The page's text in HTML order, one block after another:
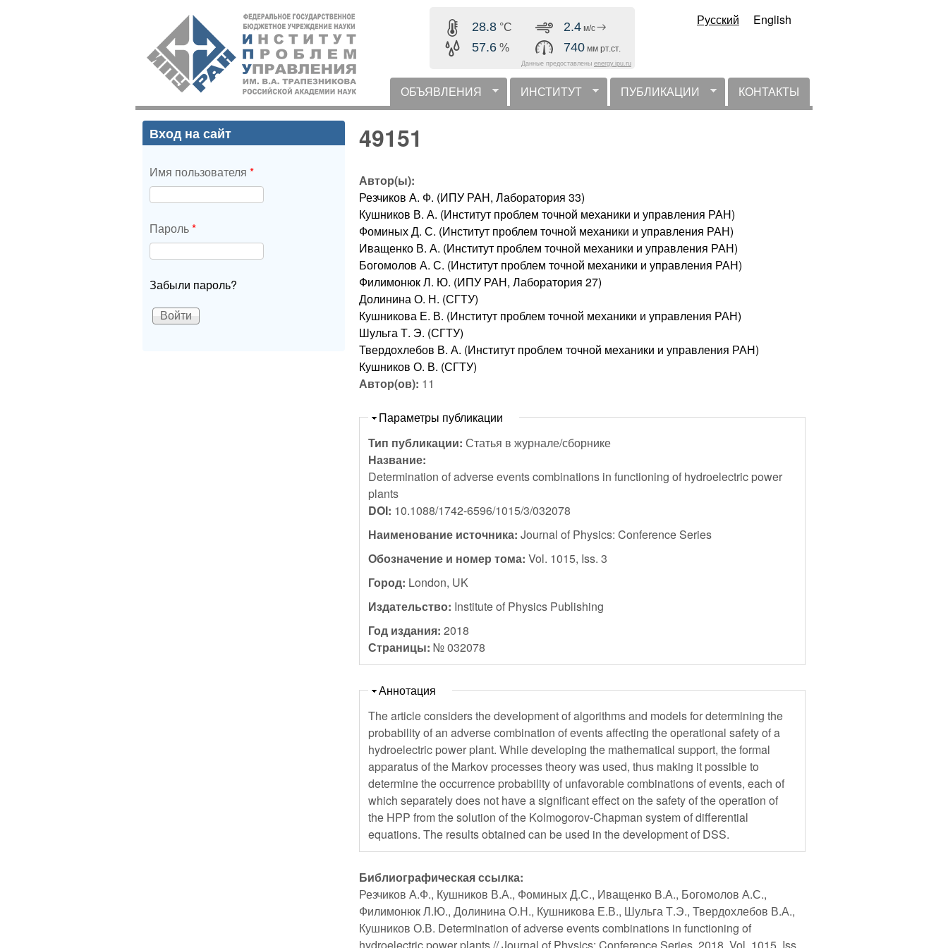
содержанию
ИПУ
РАН
28.8 °C
57.6 %
2.4 м/с
740 мм рт.ст.
Данные предоставлены energy.ipu.ru
Русский English
горизонтальное меню
ОБЪЯВЛЕНИЯ ИНСТИТУТ ПУБЛИКАЦИИ КОНТАКТЫ
49151
Автор(ы):
Резчиков А. Ф. (ИПУ РАН, Лаборатория 33)
Кушников В. А. (Институт проблем точной механики и управления РАН)
Фоминых Д. С. (Институт проблем точной механики и управления РАН)
Иващенко В. А. (Институт проблем точной механики и управления РАН)
Богомолов А. С. (Институт проблем точной механики и управления РАН)
Филимонюк Л. Ю. (ИПУ РАН, Лаборатория 27)
Долинина О. Н. (СГТУ)
Кушникова Е. В. (Институт проблем точной механики и управления РАН)
Шульга Т. Э. (СГТУ)
Твердохлебов В. А. (Институт проблем точной механики и управления РАН)
Кушников О. В. (СГТУ)
Автор(ов): 11
Скрыть
Параметры публикации
Тип публикации:Статья в журнале/сборнике
Название:
Determination of adverse events combinations in functioning of hydroelectric power
plants
DOI: 10.1088/1742-6596/1015/3/032078
Наименование источника:Journal of Physics: Conference Series
Обозначение и номер тома:Vol. 1015, Iss. 3
Город: London, UK
Издательство: Institute of Physics Publishing
Год издания:2018
Страницы:№ 032078
Скрыть
Аннотация
The article considers the development of algorithms and models for determining the
probability of an adverse combination of events affecting the operational safety of a
hydroelectric power plant. While developing the mathematical support, the formal
apparatus of the Markov processes theory was used, thus making it possible to
determine the occurrence probability of unfavorable combinations of events, each of
which separately does not have a significant effect on the safety of the operation of
the HPP from the solution of the Kolmogorov-Chapman system of differential
equations. The results obtained can be used in the development of DSS.
Библиографическая ссылка:
Резчиков А.Ф., Кушников В.А., Фоминых Д.С., Иващенко В.А., Богомолов А.С.,
Филимонюк Л.Ю., Долинина О.Н., Кушникова Е.В., Шульга Т.Э., Твердохлебов В.А.,
Кушников О.В. Determination of adverse events combinations in functioning of
hydroelectric power plants // Journal of Physics: Conference Series. 2018. Vol. 1015, Iss.
Вход на сайт
Имя пользователя *
Пароль*
Забыли пароль?